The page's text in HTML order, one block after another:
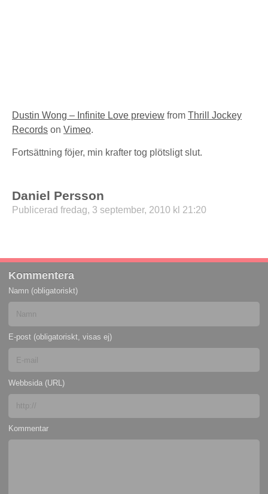
Dustin Wong – Infinite Love preview from Thrill Jockey
Records on Vimeo.
Fortsättning föjer, min krafter tog plötsligt slut.
Daniel Persson
Publicerad fredag, 3 september, 2010 kl 21:20
Kommentera
Namn (obligatoriskt)
E-post (obligatoriskt, visas ej)
Webbsida (URL)
Kommentar